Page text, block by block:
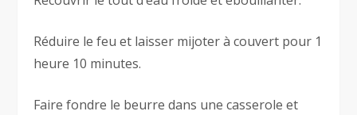
Réduire le feu et laisser mijoter à couvert pour 1
heure 10 minutes.
Faire fondre le beurre dans une casserole et